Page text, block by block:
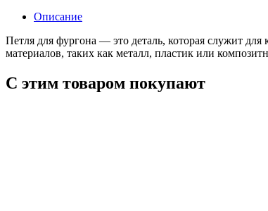
Описание
Петля для фургона — это деталь, которая служит
материалов, таких как металл, пластик или
С этим товаром покупают